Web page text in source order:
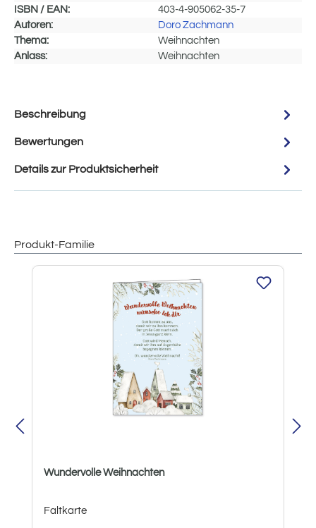
ISBN / EAN:
403-4-905062-35-7
Autoren:
Doro Zachmann
Thema:
Weihnachten
Anlass:
Weihnachten
Beschreibung
Bewertungen
Details zur Produktsicherheit
Produkt-Familie
Produktgalerie überspringen
Wundervolle Weihnachten
Faltkarte